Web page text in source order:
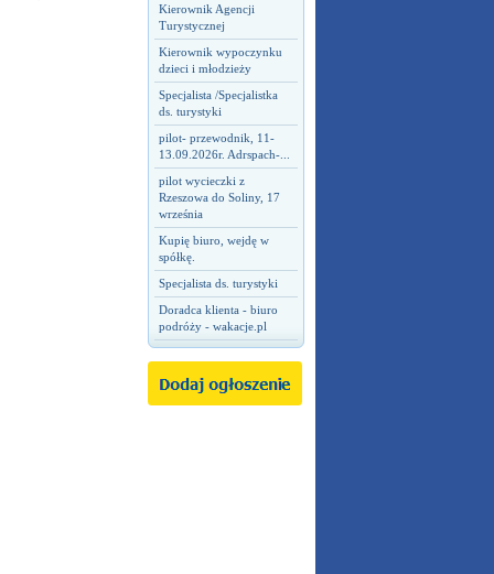
Kierownik Agencji
Turystycznej
Kierownik wypoczynku
dzieci i młodzieży
Specjalista /Specjalistka
ds. turystyki
pilot- przewodnik, 11-
13.09.2026r. Adrspach-...
pilot wycieczki z
Rzeszowa do Soliny, 17
września
Kupię biuro, wejdę w
spółkę.
Specjalista ds. turystyki
Doradca klienta - biuro
podróży - wakacje.pl